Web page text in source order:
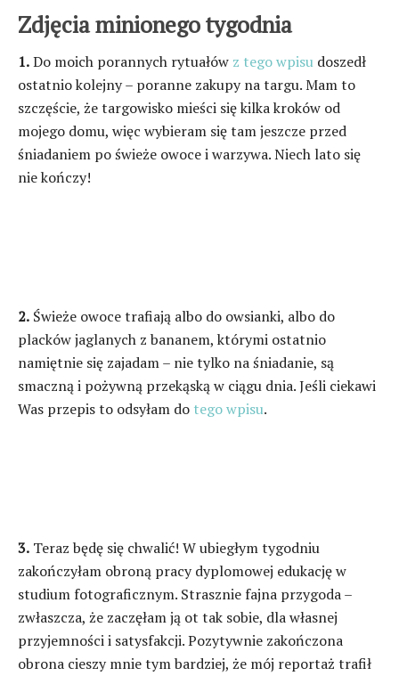
Zdjęcia minionego tygodnia
1.Do moich porannych rytuałów z tego wpisu doszedł
ostatnio kolejny – poranne zakupy na targu. Mam to
szczęście, że targowisko mieści się kilka kroków od
mojego domu, więc wybieram się tam jeszcze przed
śniadaniem po świeże owoce i warzywa. Niech lato się
nie kończy!
2. Świeże owoce trafiają albo do owsianki, albo do
placków jaglanych z bananem, którymi ostatnio
namiętnie się zajadam – nie tylko na śniadanie, są
smaczną i pożywną przekąską w ciągu dnia. Jeśli ciekawi
Was przepis to odsyłam do tego wpisu.
3. Teraz będę się chwalić! W ubiegłym tygodniu
zakończyłam obroną pracy dyplomowej edukację w
studium fotograficznym. Strasznie fajna przygoda –
zwłaszcza, że zaczęłam ją ot tak sobie, dla własnej
przyjemności i satysfakcji. Pozytywnie zakończona
obrona cieszy mnie tym bardziej, że mój reportaż trafił